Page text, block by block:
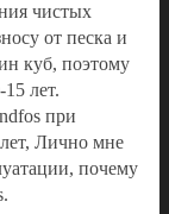
чистых
от песка и
куб, поэтому
лет.
при
Лично мне
почему